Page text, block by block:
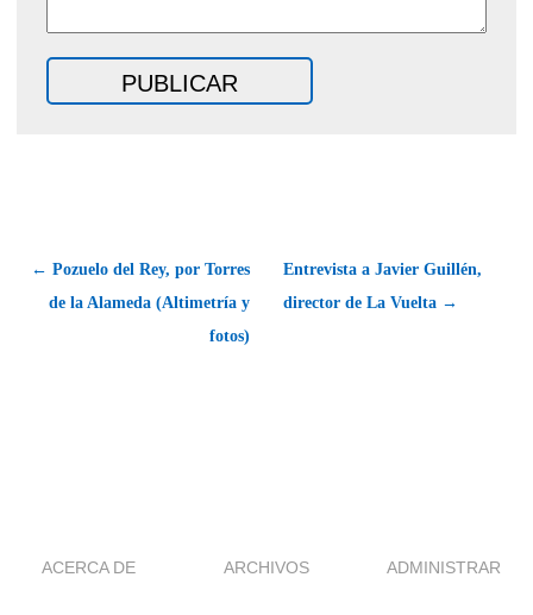
← Pozuelo del Rey, por Torres
de la Alameda (Altimetría y
fotos)
Entrevista a Javier Guillén,
director de La Vuelta →
ACERCA DE ARCHIVOS ADMINISTRAR